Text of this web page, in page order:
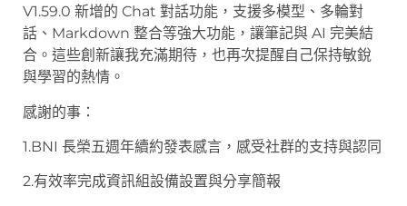
V1.59.0 新增的 Chat 對話功能，支援多模型、多輪對
話、Markdown 整合等強大功能，讓筆記與 AI 完美結
合。這些創新讓我充滿期待，也再次提醒自己保持敏銳
與學習的熱情。
感謝的事：
1.BNI 長榮五週年續約發表感言，感受社群的支持與認同
2.有效率完成資訊組設備設置與分享簡報